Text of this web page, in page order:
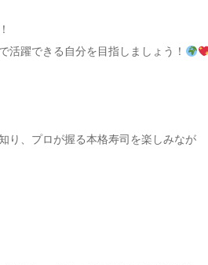
活躍できる自分を目指しましょう！
り、プロが握る本格寿司を楽しみなが